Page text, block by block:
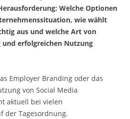
Welche Optionen
wie wählt
aus und welche Art von
und erfolgreichen Nutzung
Employer Branding oder das
von Social Media
aktuell bei vielen
der Tagesordnung.